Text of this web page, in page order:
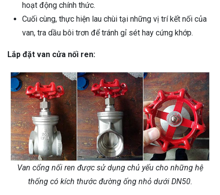
hoạt động chính thức.
Cuối cùng, thực hiện lau chùi tại những vị trí kết nối của
van, tra dầu bôi trơn để tránh gỉ sét hay cứng khớp.
Lắp đặt van cửa nối ren:
Van cổng nối ren được sử dụng chủ yếu cho những hệ
thống có kích thước đường ống nhỏ dưới DN50.